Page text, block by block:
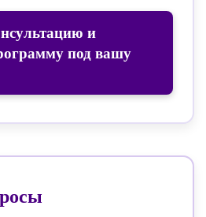
и
под вашу